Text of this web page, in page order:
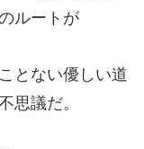
ルートが
とない優しい道
思議だ。